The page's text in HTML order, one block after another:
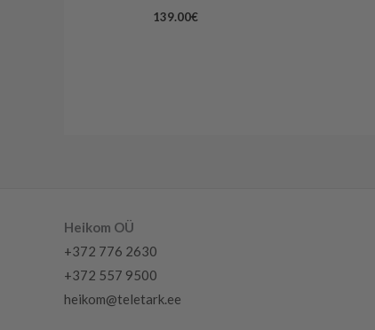
139.00€
Heikom OÜ
+372 776 2630
+372 557 9500
heikom@teletark.ee